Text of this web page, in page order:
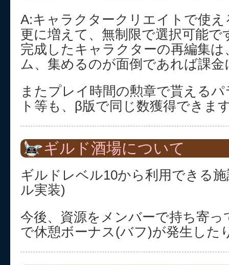
A:キャラクタークリエイトで使
更に増えて、無制限で選択可能で
完成したキャラクターの再編集
ム、集めるのが面倒であれば課
またプレイ時間の勲章で貰える
ト等も、β版で同じ数獲得できま
ギルド酒場について
ギルドレベル10から利用できる
ル実装)
今後、資源をメンバーで持ち寄
で休憩ボーナス(バフ)が発生した